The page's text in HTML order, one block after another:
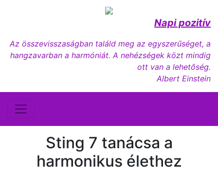
Napi pozitív
Az összevisszaságban találd meg az egyszerűséget, a
hangzavarban a harmóniát. A nehézségek közt mindig
ott van a lehetőség.
Albert Einstein
Sting 7 tanácsa a
harmonikus élethez